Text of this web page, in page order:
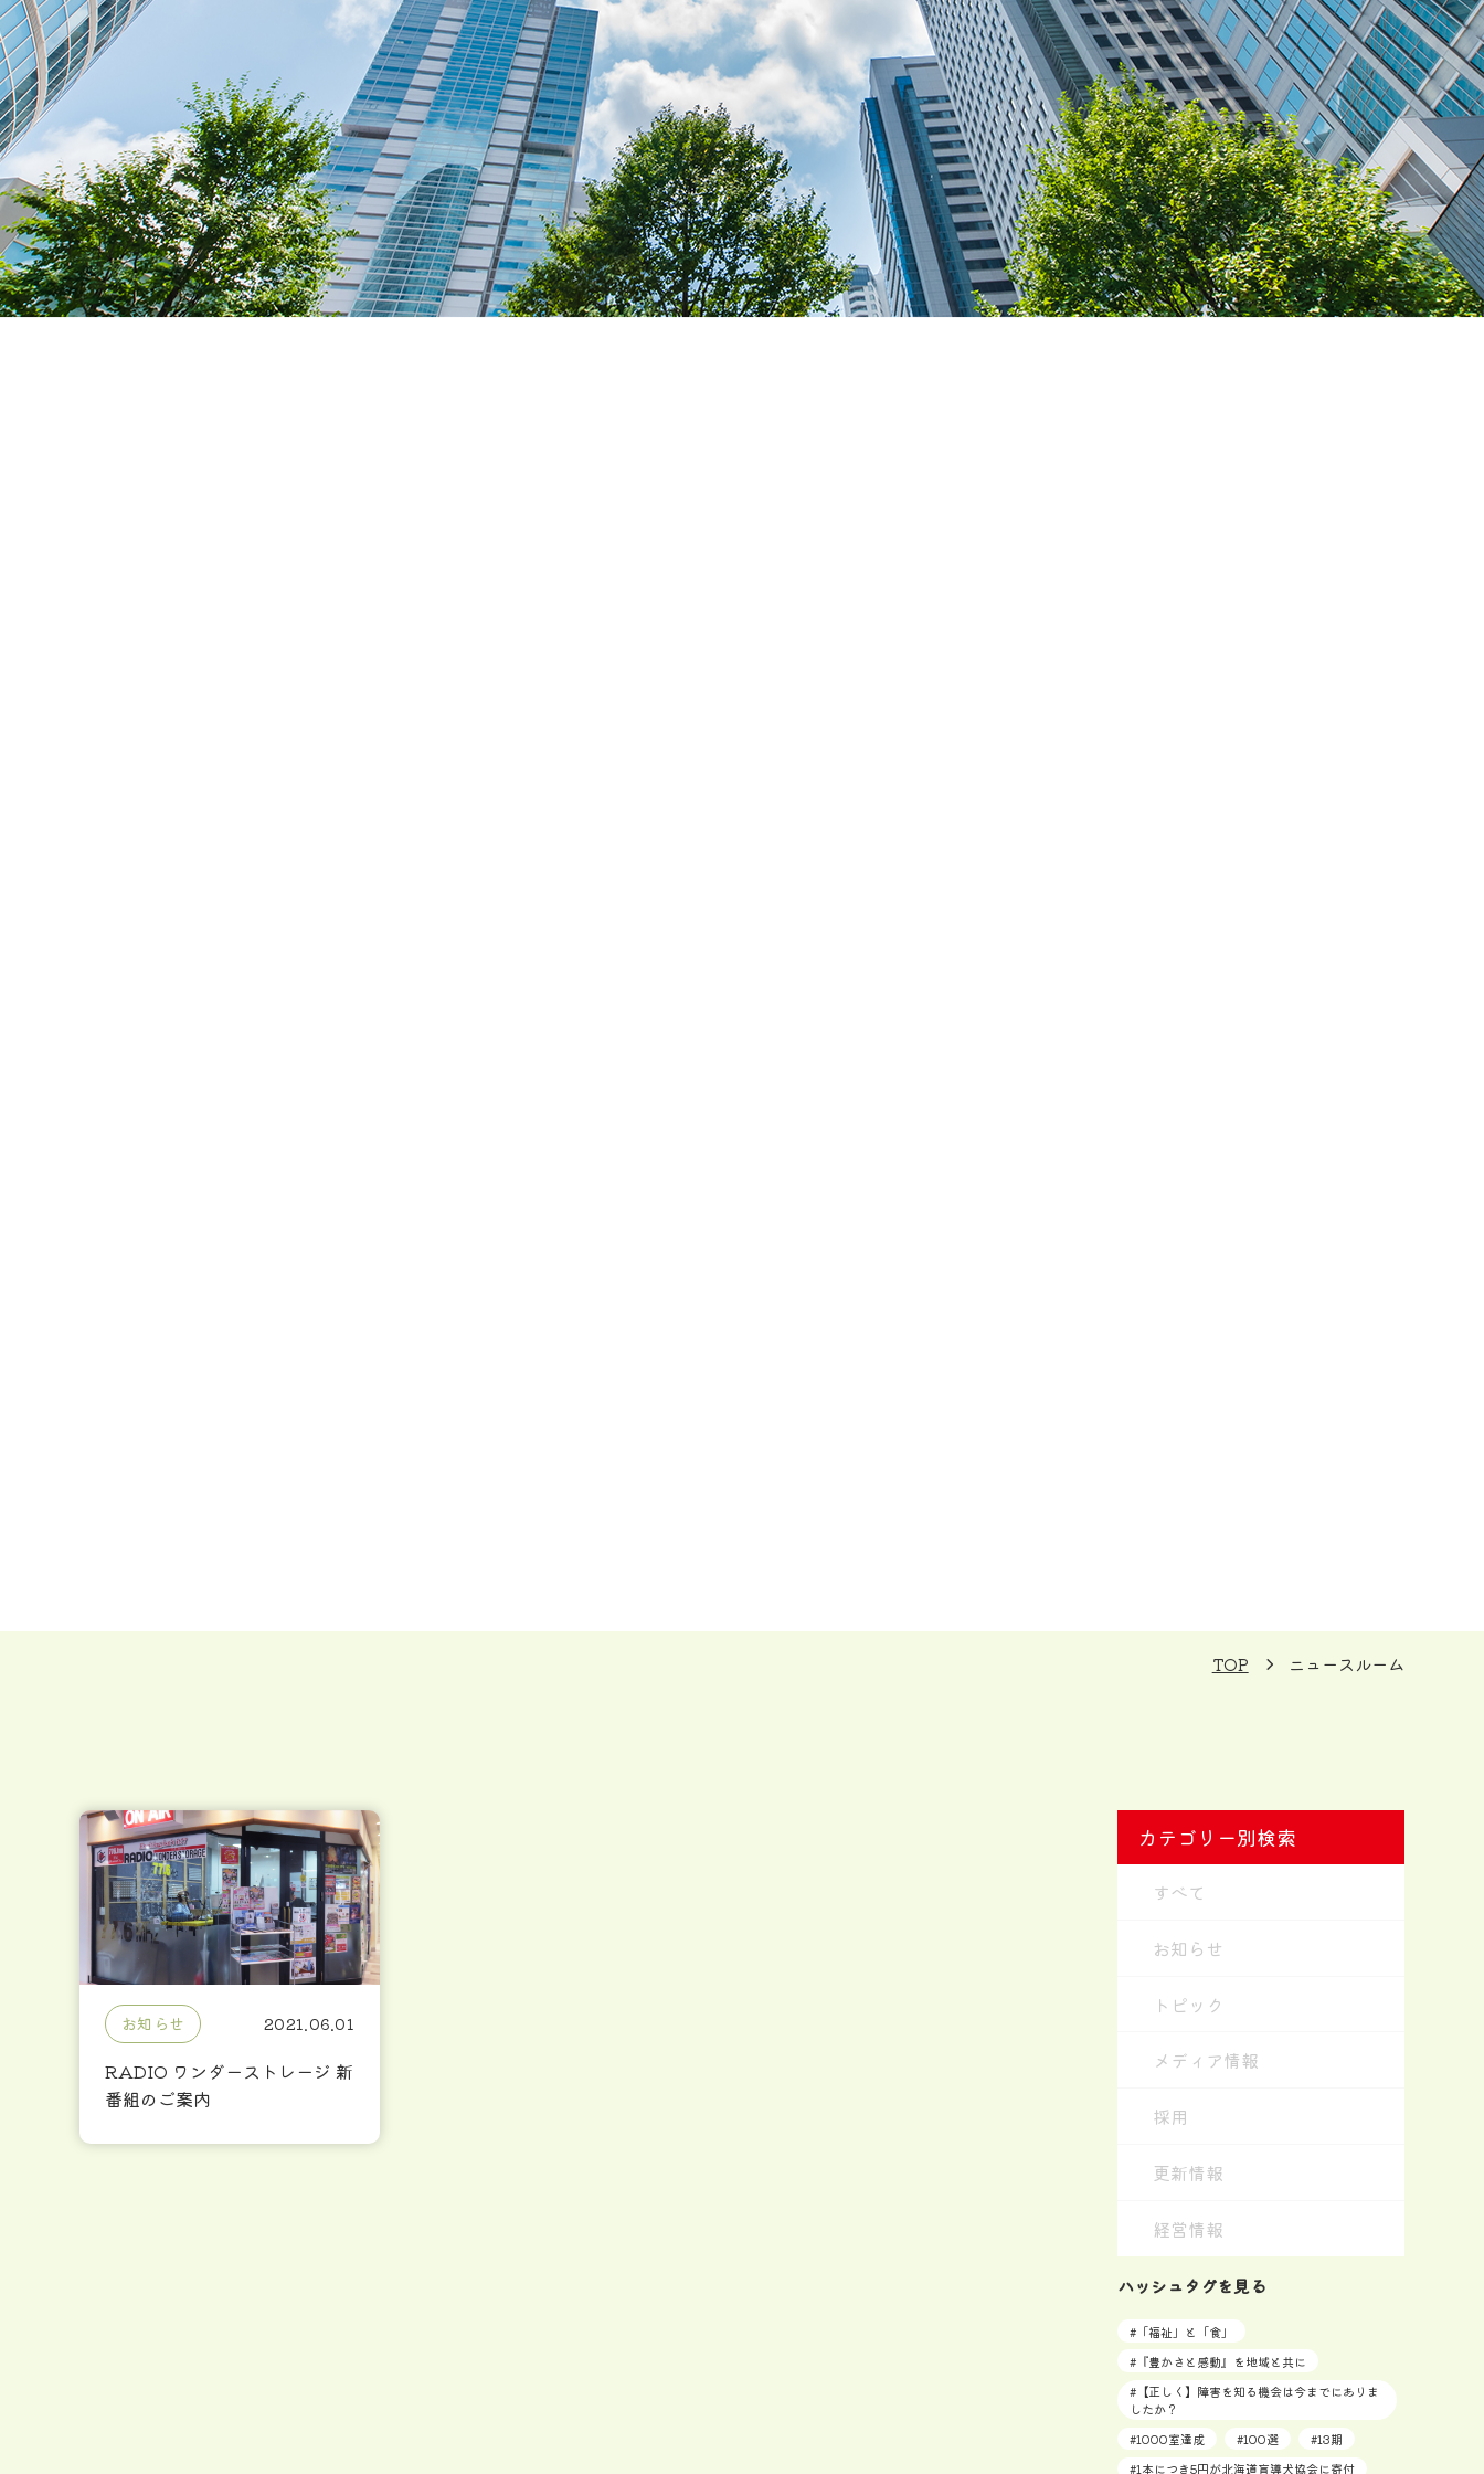
TOP ニュースルーム
お知らせ 2021.06.01
RADIO ワンダーストレージ 新
番組のご案内
カテゴリー別検索
すべて
お知らせ
トピック
メディア情報
採用
更新情報
経営情報
ハッシュタグを見る
# 「福祉」と「食」
# 『豊かさと感動』を地域と共に
# 【正しく】障害を知る機会は今までにありま
したか？
#1000室達成 #100選 #13期
#1本につき5円が北海道盲導犬協会に寄付